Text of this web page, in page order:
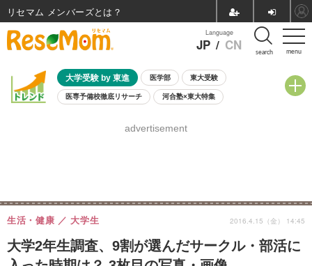
menu
Language
JP / CN search
大学受験 by 東進 医学部 東大受験
医専予備校徹底リサーチ 河合塾×東大特集
8月開催学校説明会・相談会
advertisement
大学2年生調査、9割が選んだサークル・部活に
生活・健康 大学生 2016.4.15（金） 14:45
リセマム メンバーズ